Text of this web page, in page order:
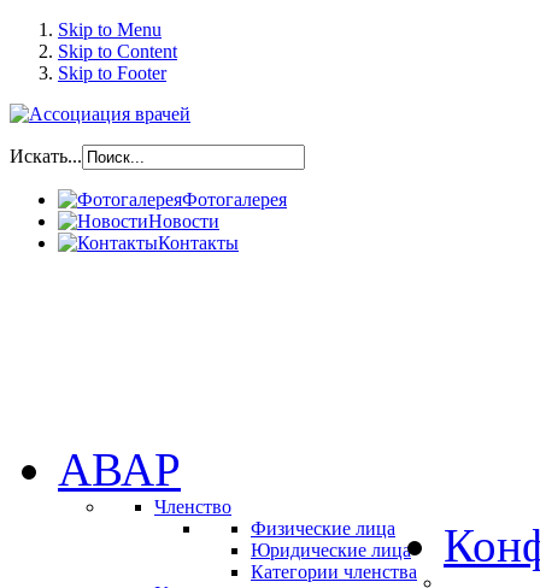
Skip to Menu
Skip to Content
Skip to Footer
Искать...
Фотогалерея
Новости
Контакты
АВАР
Членство
Физические лица
Юридические лица
Категории членства